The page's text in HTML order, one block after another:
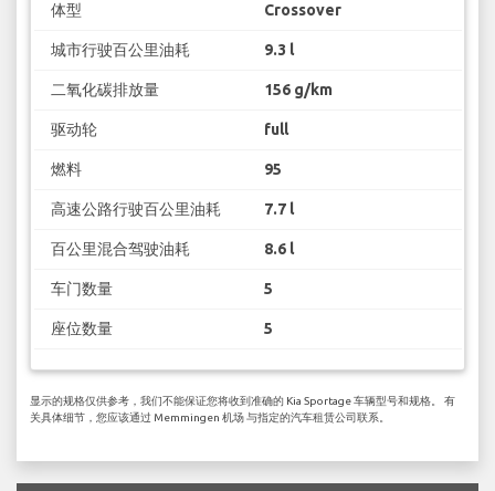
体型 Crossover
城市行驶百公里油耗 9.3 l
二氧化碳排放量 156 g/km
驱动轮 full
燃料 95
高速公路行驶百公里油耗 7.7 l
百公里混合驾驶油耗 8.6 l
车门数量 5
座位数量 5
显示的规格仅供参考，我们不能保证您将收到准确的 Kia Sportage 车辆型号和规格。 有
关具体细节，您应该通过 Memmingen 机场 与指定的汽车租赁公司联系。